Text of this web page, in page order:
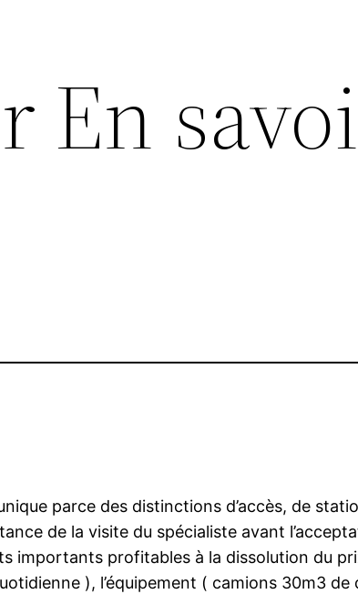
En
parce des distinctions d’accès, de
de la visite du spécialiste avant
importants profitables à la dissolution du
), l’équipement ( camions 30m3